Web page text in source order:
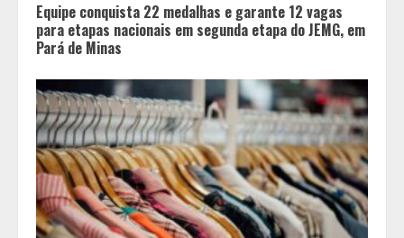
Equipe conquista 22 medalhas e garante 12 vagas
para etapas nacionais em segunda etapa do JEMG, em
Pará de Minas